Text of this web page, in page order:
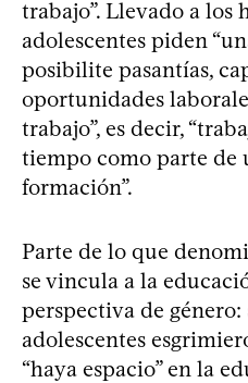
trabajo”. Llevado a los
adolescentes piden
posibilite pasantías,
oportunidades
trabajo”, es decir,
tiempo como parte de
formación”.
Parte de lo que
se vincula a la
perspectiva de
adolescentes
“haya espacio” en la